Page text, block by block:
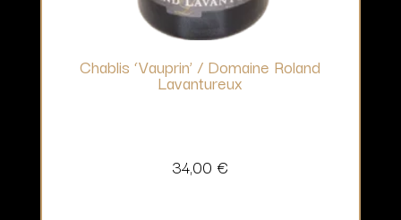
Chablis ‘Vauprin’ / Domaine Roland
Lavantureux
34,00 €